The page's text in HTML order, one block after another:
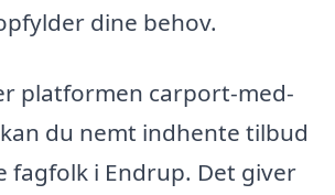
dine behov.
platformen carport-med-
du nemt indhente tilbud
fagfolk i Endrup. Det giver